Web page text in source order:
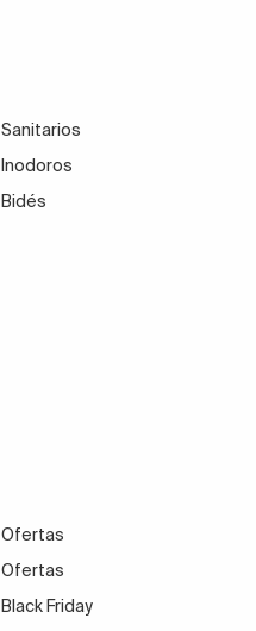
Sanitarios
Inodoros
Bidés
Ofertas
Ofertas
Black Friday